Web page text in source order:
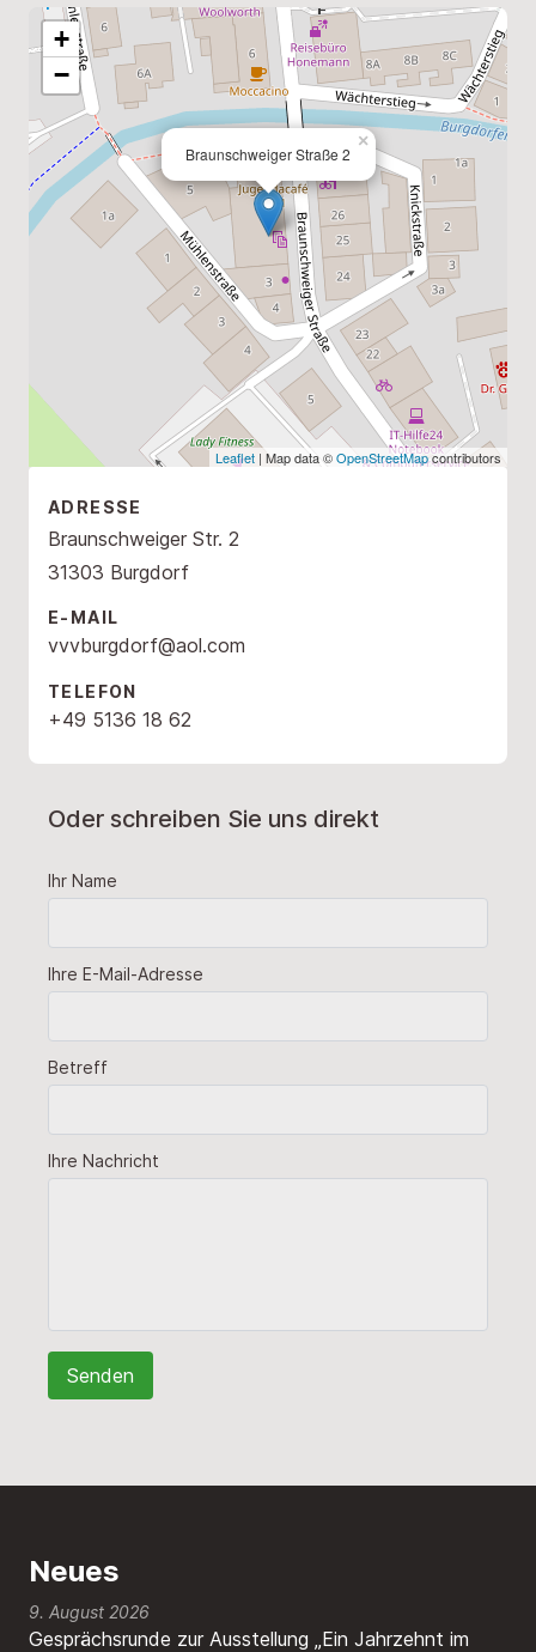
Braunschweiger Straße 2
×
+
−
Leaflet | Map data ©OpenStreetMapcontributors
ADRESSE
Braunschweiger Str. 2
31303 Burgdorf
E-MAIL
vvvburgdorf@aol.com
TELEFON
+49 5136 18 62
Oder schreiben Sie uns direkt
Ihr Name
Ihre E-Mail-Adresse
Betreff
Ihre Nachricht
Neues
Gesprächsrunde zur Ausstellung „Ein Jahrzehnt im
9. August 2026